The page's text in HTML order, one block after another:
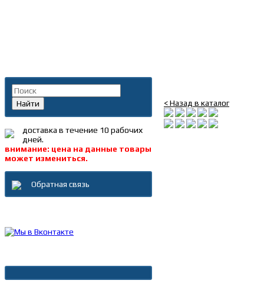
< Назад в каталог
Найти
доставка в течение 10 рабочих
дней.
внимание: цена на данные товары
может измениться.
Обратная связь